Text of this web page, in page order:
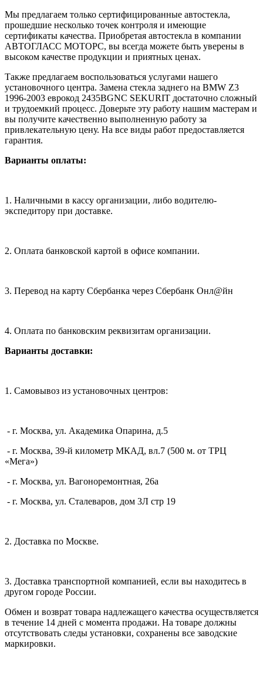
Мы предлагаем только сертифицированные автостекла,
прошедшие несколько точек контроля и имеющие
сертификаты качества. Приобретая автостекла в компании
АВТОГЛАСС МОТОРС, вы всегда можете быть уверены в
высоком качестве продукции и приятных ценах.
Также предлагаем воспользоваться услугами нашего
установочного центра. Замена стекла заднего на BMW Z3
1996-2003 еврокод 2435BGNC SEKURIT достаточно сложный
и трудоемкий процесс. Доверьте эту работу нашим мастерам и
вы получите качественно выполненную работу за
привлекательную цену. На все виды работ предоставляется
гарантия.
Варианты оплаты:
1. Наличными в кассу организации, либо водителю-
экспедитору при доставке.
2. Оплата банковской картой в офисе компании.
3. Перевод на карту Сбербанка через Сбербанк Онл@йн
4. Оплата по банковским реквизитам организации.
Варианты доставки:
1. Самовывоз из установочных центров:
- г. Москва, ул. Академика Опарина, д.5
- г. Москва, 39-й километр МКАД, вл.7 (500 м. от ТРЦ
«Мега»)
- г. Москва, ул. Вагоноремонтная, 26а
- г. Москва, ул. Сталеваров, дом 3Л стр 19
2. Доставка по Москве.
3. Доставка транспортной компанией, если вы находитесь в
другом городе России.
Обмен и возврат товара надлежащего качества осуществляется
в течение 14 дней с момента продажи. На товаре должны
отсутствовать следы установки, сохранены все заводские
маркировки.